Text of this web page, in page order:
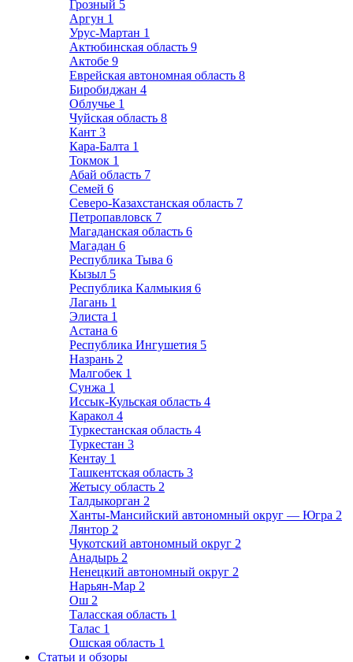
Грозный 5
Аргун 1
Урус-Мартан 1
Актюбинская область 9
Актобе 9
Еврейская автономная область 8
Биробиджан 4
Облучье 1
Чуйская область 8
Кант 3
Кара-Балта 1
Токмок 1
Абай область 7
Семей 6
Северо-Казахстанская область 7
Петропавловск 7
Магаданская область 6
Магадан 6
Республика Тыва 6
Кызыл 5
Республика Калмыкия 6
Лагань 1
Элиста 1
Астана 6
Республика Ингушетия 5
Назрань 2
Малгобек 1
Сунжа 1
Иссык-Кульская область 4
Каракол 4
Туркестанская область 4
Туркестан 3
Кентау 1
Ташкентская область 3
Жетысу область 2
Талдыкорган 2
Ханты-Мансийский автономный округ — Югра 2
Лянтор 2
Чукотский автономный округ 2
Анадырь 2
Ненецкий автономный округ 2
Нарьян-Мар 2
Ош 2
Таласская область 1
Талас 1
Ошская область 1
Статьи и обзоры